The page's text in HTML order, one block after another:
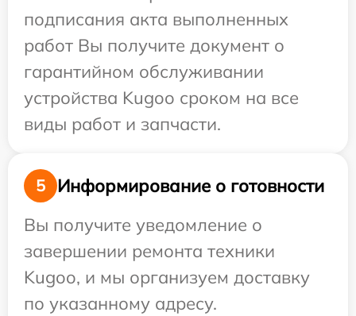
подписания акта выполненных
работ Вы получите документ о
гарантийном обслуживании
устройства Kugoo сроком на все
виды работ и запчасти.
5
Информирование о готовности
Вы получите уведомление о
завершении ремонта техники
Kugoo, и мы организуем доставку
по указанному адресу.